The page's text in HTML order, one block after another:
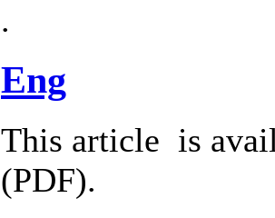
.
Eng
This article is
(PDF).